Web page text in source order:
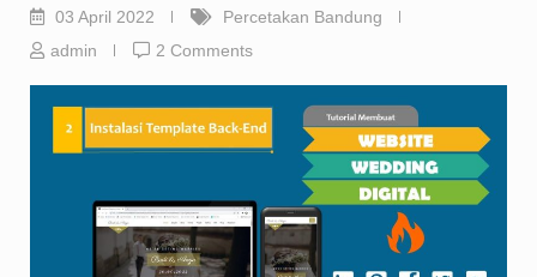
03 April 2022
Percetakan Bandung
admin
2 Comments